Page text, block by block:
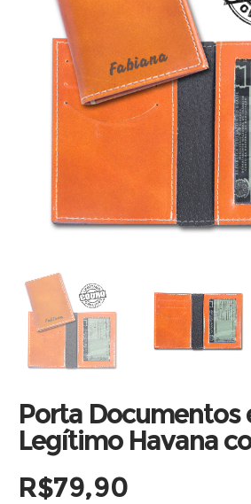
Porta Documentos
Legítimo Havana
R$79,90